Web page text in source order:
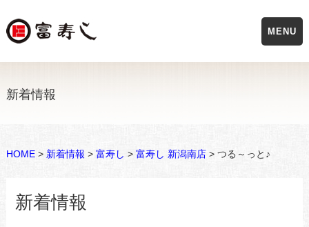
新着情報
HOME> 新着情報 > 富寿し > 富寿し 新潟南店> つる～っと♪
新着情報
MENU